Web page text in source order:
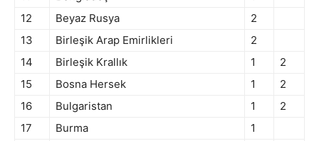
12
Beyaz Rusya
2
13
Birleşik Arap Emirlikleri
2
14
Birleşik Krallık 1
2
15
Bosna Hersek 1
2
16
Bulgaristan 1
2
17
Burma
1